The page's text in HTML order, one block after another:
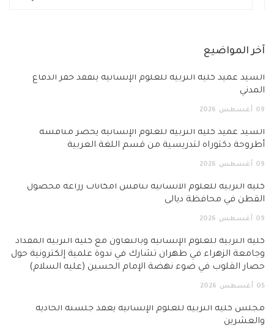
آخر المواضيع
السيد عميد كلية التربية للعلوم الإنسانية يتفقد خفر الدفاع
المدني
09 أغسطس 2026
السيد عميد كلية التربية للعلوم الإنسانية يحضر مناقشة
أطروحة دكتوراه لتدريسية من قسم اللغة العربية
09 أغسطس 2026
كلية التربية للعلوم الانسانية تناقش امكانات زراعة محصول
القطن في محافظة ديالى
09 أغسطس 2026
كلية التربية للعلوم الإنسانية وبالتعاون مع كلية التربية المقداد
وجامعة الزهراء في طهران تشارك في ندوة علمية إلكترونية حول
حصار القلوب في ضوء نهضة الإمام الحسين (عليه السلام)
05 أغسطس 2026
مجلس كلية التربية للعلوم الإنسانية يعقد جلسته الحادية
والعشرين